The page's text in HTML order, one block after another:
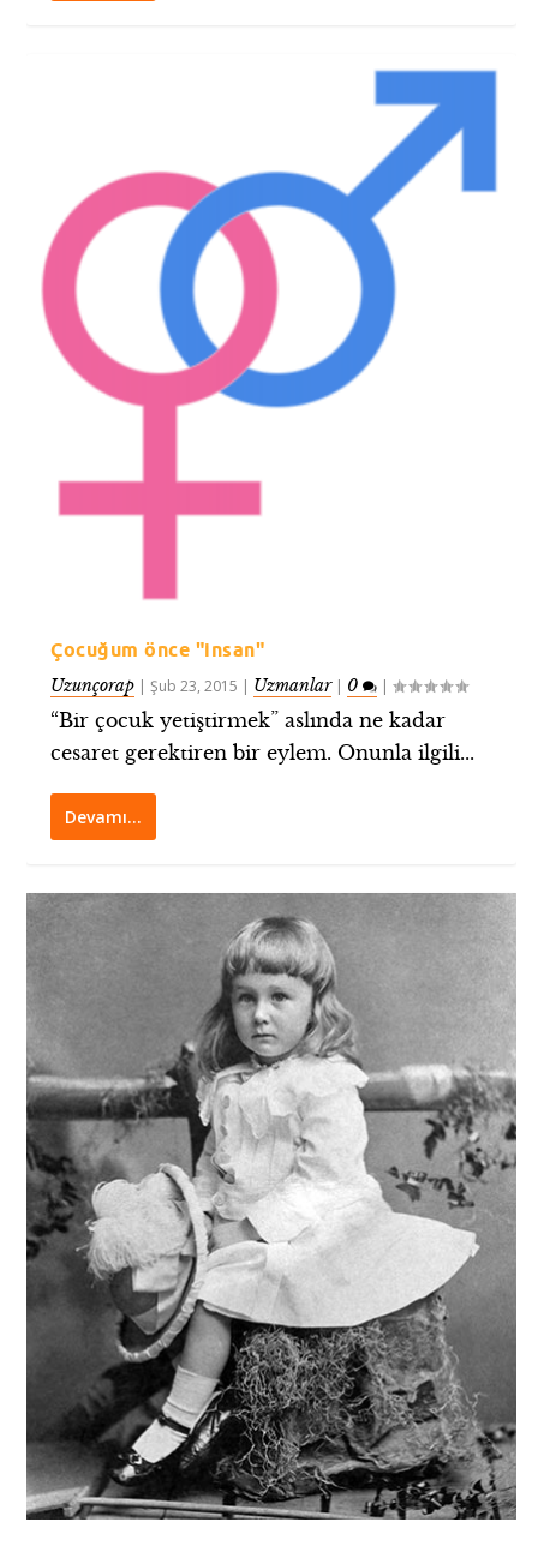
Çocuğum önce "insan"
Uzunçorap |Şub 23, 2015 | Uzmanlar| 0 |
“Bir çocuk yetiştirmek” aslında ne kadar
cesaret gerektiren bir eylem. Onunla ilgili...
Devamı…